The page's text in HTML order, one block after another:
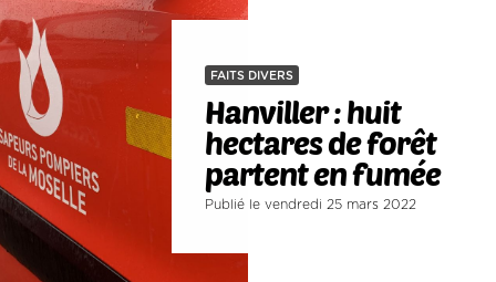
FAITS DIVERS
Hanviller : huit
hectares de forêt
partent en fumée
Publié le vendredi 25 mars 2022